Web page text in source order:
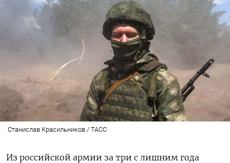
Станислав Красильников / ТАСС
Из российской армии за три с лишним года